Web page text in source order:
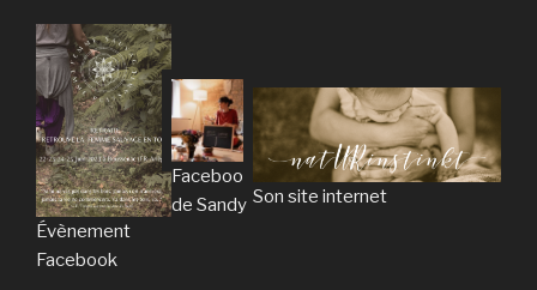
Évènement
Facebook
Facebook
de Sandy Son site internet